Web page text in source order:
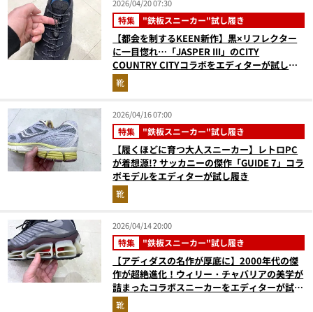
2026/04/20 07:30
特集 "鉄板スニーカー"試し履き
【都会を制するKEEN新作】黒×リフレクター
に一目惚れ…「JASPER III」のCITY
COUNTRY CITYコラボをエディターが試し履
き
靴
2026/04/16 07:00
特集 "鉄板スニーカー"試し履き
【履くほどに育つ大人スニーカー】レトロPC
が着想源!? サッカニーの傑作「GUIDE 7」コラ
ボモデルをエディターが試し履き
靴
2026/04/14 20:00
特集 "鉄板スニーカー"試し履き
【アディダスの名作が厚底に】2000年代の傑
作が超絶進化！ウィリー・チャバリアの美学が
詰まったコラボスニーカーをエディターが試し
履き
靴